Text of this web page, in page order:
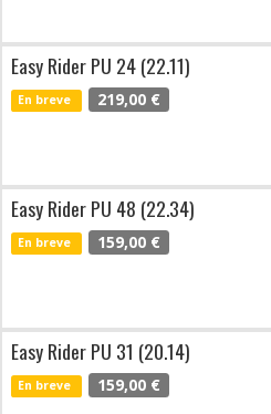
Easy Rider PU 24 (22.11)
En breve 219,00 €
Easy Rider PU 48 (22.34)
En breve 159,00 €
Easy Rider PU 31 (20.14)
En breve 159,00 €